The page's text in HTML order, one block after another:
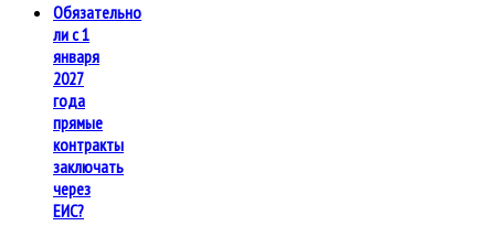
Обязательно
ли с 1
января
2027
года
прямые
контракты
заключать
через
ЕИС?